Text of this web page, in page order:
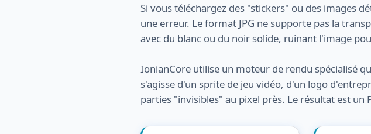
Si vous téléchargez des "stickers" ou des images
une erreur. Le format JPG ne supporte pas la
avec du blanc ou du noir solide, ruinant l'image
IonianCore utilise un moteur de rendu spécialisé
s'agisse d'un sprite de jeu vidéo, d'un logo
parties "invisibles" au pixel près. Le résultat est un